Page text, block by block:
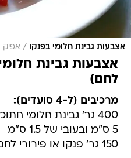
אצבעות גבינת חלומי בפנקו / אפיק
אצבעות גבינת
לחם)
מרכיבים (ל-4 סועדים):
400 גר' גבינת חלומי
5 ס"מ ובעובי של 1.5 ס"מ
150 גר' פנקו או פירורי לחם